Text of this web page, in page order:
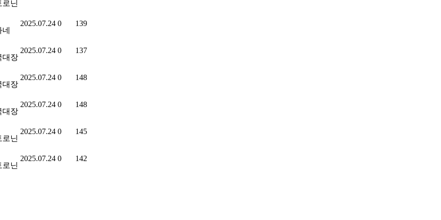
로닌
2025.07.24 0 139
대장
2025.07.24 0 137
대장
2025.07.24 0 148
대장
2025.07.24 0 148
로닌
2025.07.24 0 145
로닌
2025.07.24 0 142